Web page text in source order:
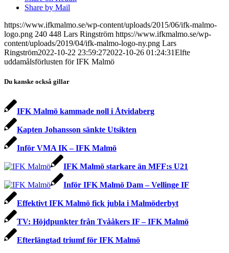
Share by Mail
https://www.ifkmalmo.se/wp-content/uploads/2015/06/ifk-malmo-
logo.png 240 448 Lars Ringström https://www.ifkmalmo.se/wp-
content/uploads/2019/04/ifk-malmo-logo-ny.png Lars
Ringström2022-10-22 23:59:272022-10-26 01:24:31Elfte
uddamålsförlusten för IFK Malmö
Du kanske också gillar
IFK Malmö kammade noll i Åtvidaberg
Kapten Johansson sänkte Utsikten
Inför VMA IK – IFK Malmö
IFK Malmö starkare än MFF:s U21
Inför IFK Malmö Dam – Vellinge IF
Effektivt IFK Malmö fick jubla i Malmöderbyt
TV: Höjdpunkter från Tvååkers IF – IFK Malmö
Efterlängtad triumf för IFK Malmö